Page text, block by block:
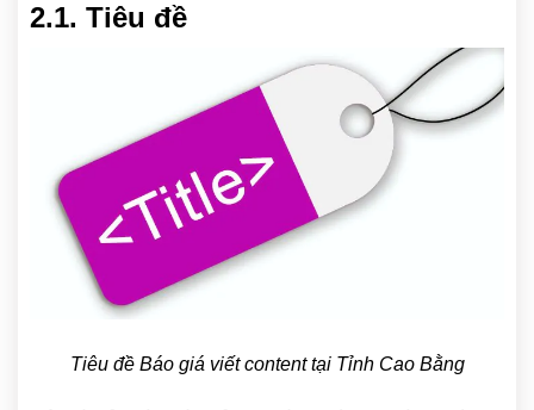
2.1. Tiêu đề
Tiêu đề Báo giá viết content tại Tỉnh Cao Bằng